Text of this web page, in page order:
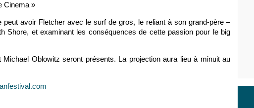
Cinema »
peut avoir Fletcher avec le surf de gros, le reliant à son grand-père –
Shore, et examinant les conséquences de cette passion pour le big
Michael Oblowitz seront présents. La projection aura lieu à minuit au